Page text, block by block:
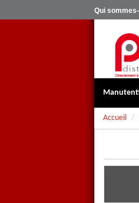
Qui
Accueil